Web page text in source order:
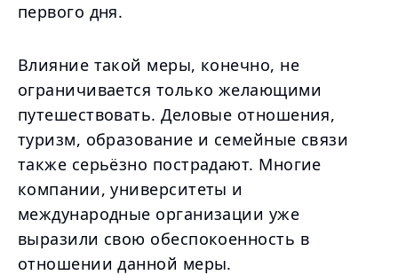
первого дня.
Влияние такой меры, конечно, не
ограничивается только желающими
путешествовать. Деловые отношения,
туризм, образование и семейные связи
также серьёзно пострадают. Многие
компании, университеты и
международные организации уже
выразили свою обеспокоенность в
отношении данной меры.